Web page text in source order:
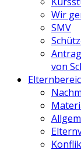
Wir
SMV
von